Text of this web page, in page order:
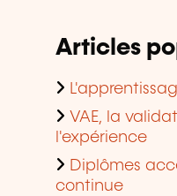
Articles
VAE, la
l'expérience
Diplômes
continue